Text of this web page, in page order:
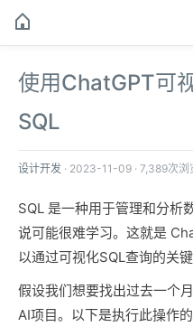
使用ChatGPT可
SQL
设计开发 · 2023-11-09 · 7,389次浏
SQL 是一种用于管理和分析
说可能很难学习。这就是
以通过可视化SQL查询的关
假设我们想要找出过去一个
AI项目。以下是执行此操作的